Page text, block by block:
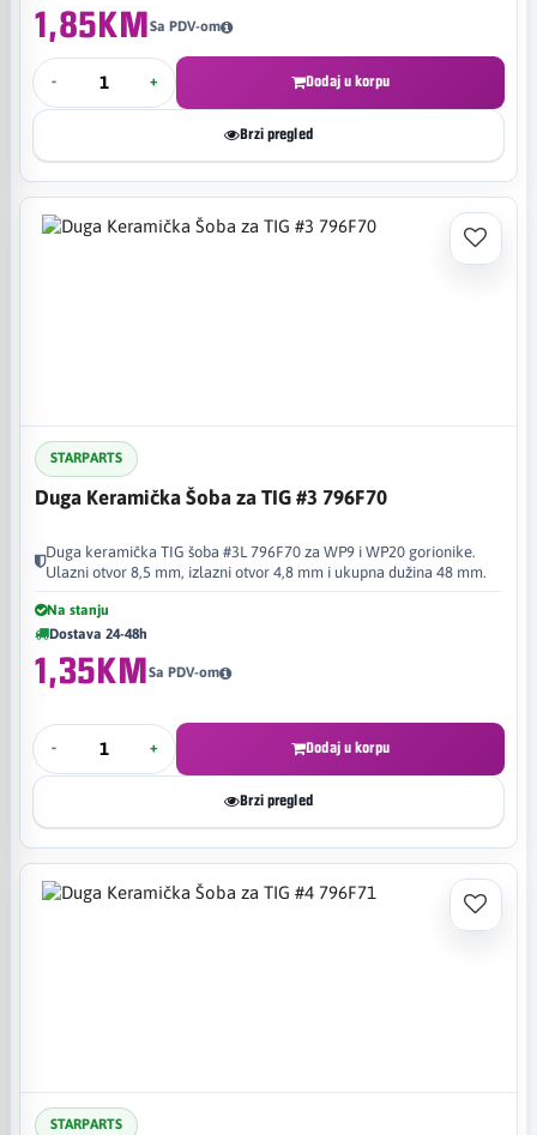
1,85KMSa PDV-om
- + Dodaj u korpu
Brzi pregled
STARPARTS
Duga Keramička Šoba za TIG #3 796F70
Duga keramička TIG šoba #3L 796F70 za WP9 i WP20 gorionike.
Ulazni otvor 8,5 mm, izlazni otvor 4,8 mm i ukupna dužina 48 mm.
Na stanju
Dostava 24-48h
1,35KMSa PDV-om
- + Dodaj u korpu
Brzi pregled
STARPARTS